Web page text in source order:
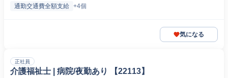
通勤交通費全額支給 +4個
気になる
正社員
介護福祉士 | 病院/夜勤あり 【22113】